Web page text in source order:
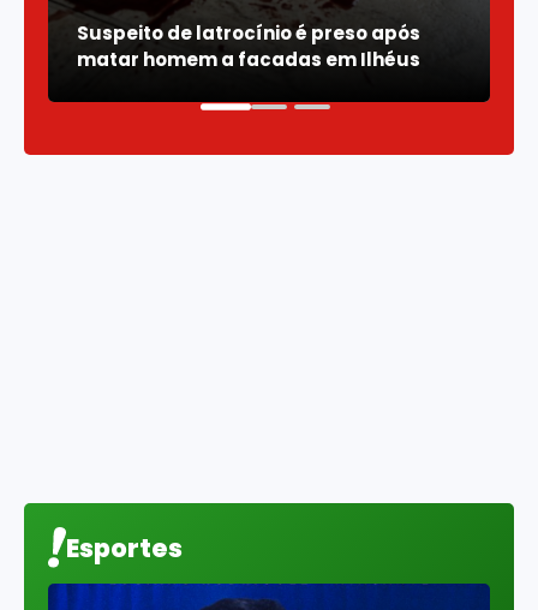
Suspeito de latrocínio é preso após
matar homem a facadas em Ilhéus
Esportes